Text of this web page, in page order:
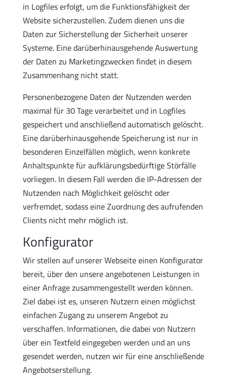
in Logfiles erfolgt, um die Funktionsfähigkeit der
Website sicherzustellen. Zudem dienen uns die
Daten zur Sicherstellung der Sicherheit unserer
Systeme. Eine darüberhinausgehende Auswertung
der Daten zu Marketingzwecken findet in diesem
Zusammenhang nicht statt.
Personenbezogene Daten der Nutzenden werden
maximal für 30 Tage verarbeitet und in Logfiles
gespeichert und anschließend automatisch gelöscht.
Eine darüberhinausgehende Speicherung ist nur in
besonderen Einzelfällen möglich, wenn konkrete
Anhaltspunkte für aufklärungsbedürftige Störfälle
vorliegen. In diesem Fall werden die IP-Adressen der
Nutzenden nach Möglichkeit gelöscht oder
verfremdet, sodass eine Zuordnung des aufrufenden
Clients nicht mehr möglich ist.
Konfigurator
Wir stellen auf unserer Webseite einen Konfigurator
bereit, über den unsere angebotenen Leistungen in
einer Anfrage zusammengestellt werden können.
Ziel dabei ist es, unseren Nutzern einen möglichst
einfachen Zugang zu unserem Angebot zu
verschaffen. Informationen, die dabei von Nutzern
über ein Textfeld eingegeben werden und an uns
gesendet werden, nutzen wir für eine anschließende
Angebotserstellung.